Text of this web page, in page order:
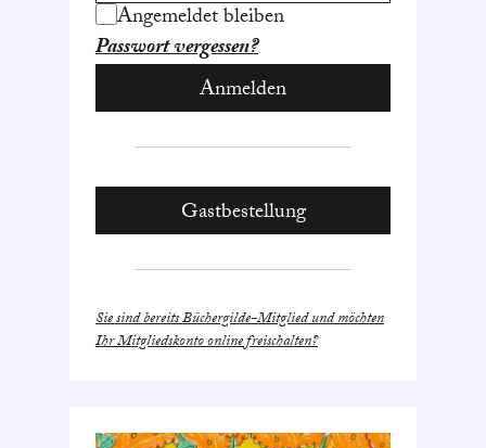
Angemeldet bleiben
Passwort vergessen?
Gastbestellung
Sie sind bereits Büchergilde-Mitglied und möchten
Ihr Mitgliedskonto online freischalten?